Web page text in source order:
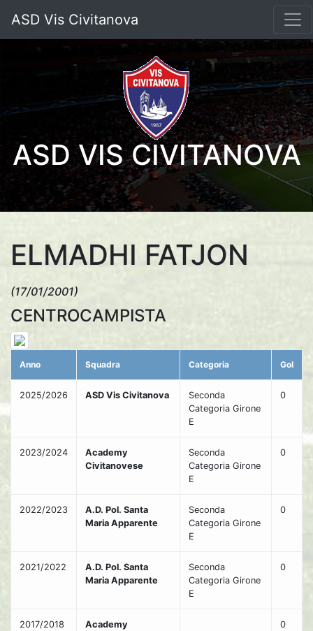
ASD Vis Civitanova
ASD VIS CIVITANOVA
ELMADHI FATJON
(17/01/2001)
CENTROCAMPISTA
Anno Squadra Categoria Gol
2025/2026 ASD Vis Civitanova
Seconda
Categoria Girone
E
0
2023/2024
Academy
Civitanovese
Seconda
Categoria Girone
E
0
2022/2023
A.D. Pol. Santa
Maria Apparente
Seconda
Categoria Girone
E
0
2021/2022
A.D. Pol. Santa
Maria Apparente
Seconda
Categoria Girone
E
0
2017/2018
Academy
0